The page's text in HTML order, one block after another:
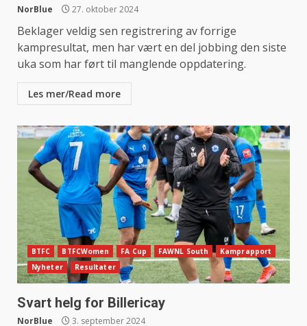
NorBlue 27. oktober 2024
Beklager veldig sen registrering av forrige
kampresultat, men har vært en del jobbing den siste
uka som har ført til manglende oppdatering.
Les mer/Read more
BTFC BTFCWomen FA Cup FAWNL South
Kamprapport
Nyheter
Resultater
Svart helg for Billericay
NorBlue 3. september 2024